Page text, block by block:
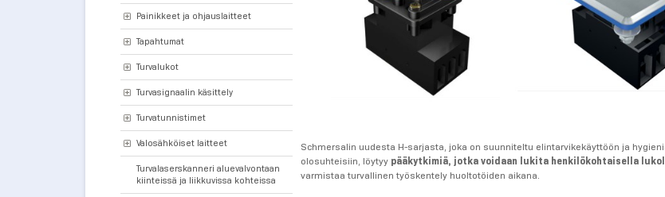
Painikkeet ja ohjauslaitteet
Tapahtumat
Turvalukot
Turvasignaalin käsittely
Turvatunnistimet
Valosähköiset laitteet
Turvalaserskanneri aluevalvontaan
kiinteissä ja liikkuvissa kohteissa
Schmersalin uudesta H-sarjasta, joka on suunniteltu elintarvikekäyttöön ja
olosuhteisiin, löytyy pääkytkimiä, jotka voidaan lukita henkilökohtaisella
varmistaa turvallinen työskentely huoltotöiden aikana.